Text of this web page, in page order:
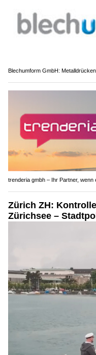
Blechumform GmbH:
trenderia gmbh – Ihr Partner,
Zürich ZH:
Zürichsee –